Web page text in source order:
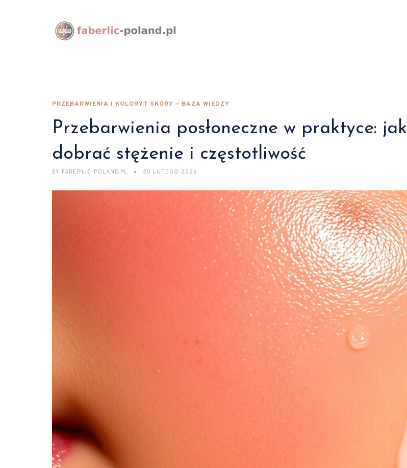
PRZEBARWIENIA I KOLORYT SKÓRY — BAZA WIEDZY
Przebarwienia posłoneczne w praktyce: jak
dobrać stężenie i częstotliwość
BY FABERLIC-POLAND.PL 20 LUTEGO 2026